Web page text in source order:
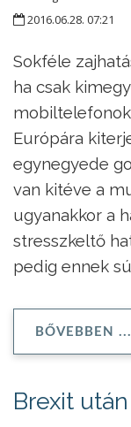
2016.06.28. 07:21
Sokféle
ha csak
mobiltelefonok
Európára
egynegyede
van kitéve a
ugyanakkor a
stresszkeltő
pedig ennek
BŐVEBBEN ...
Brexit után